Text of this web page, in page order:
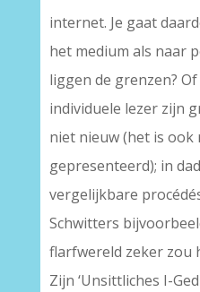
internet. Je gaat
het medium als naar
liggen de grenzen?
individuele lezer zijn
niet nieuw (het is ook
gepresenteerd); in
vergelijkbare
Schwitters
flarfwereld zeker zou
Zijn ‘Unsittliches I-